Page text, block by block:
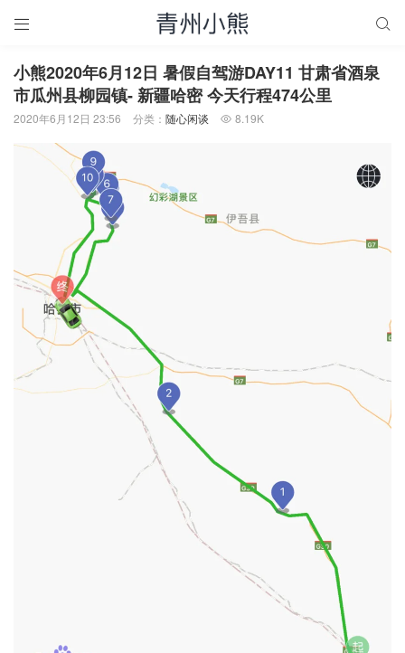
 
小熊2020年6月12日 暑假自驾游DAY11 甘肃省酒泉
市瓜州县柳园镇- 新疆哈密 今天行程474公里
2020年6月12日 23:56 分类： 随心闲谈  8.19K